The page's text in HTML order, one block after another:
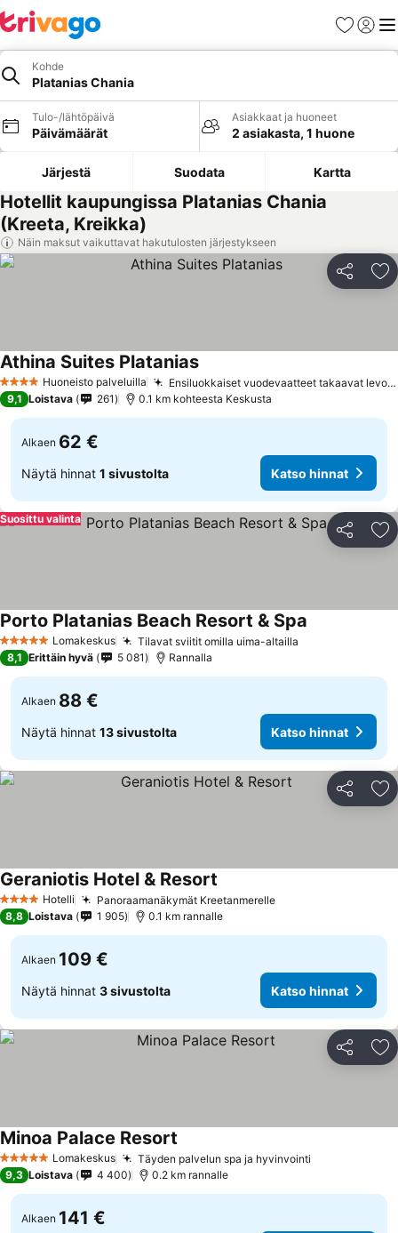
Suosikit
Kohde
Platanias Chania
Tulo-/lähtöpäivä
Päivämäärät
Asiakkaat ja huoneet
2 asiakasta, 1 huone
Järjestä Suodata Kartta
Hotellit kaupungissa Platanias Chania
(Kreeta, Kreikka)
Näin maksut vaikuttavat hakutulosten järjestykseen
Jaa
4 TähtiluokitusHuoneisto palveluilla Ensiluokkaiset vuodevaatteet takaavat levolliset unet
Athina Suites Platanias
9,1 Loistava 261 0.1 km kohteesta Keskusta
Alkaen 62 €
Näytä hinnat 1 sivustolta Katso hinnat
Jaa
Suosittu valinta
5 TähtiluokitusLomakeskus Tilavat sviitit omilla uima-altailla
Porto Platanias Beach Resort & Spa
8,1 Erittäin hyvä 5 081 Rannalla
Alkaen 88 €
Näytä hinnat 13 sivustolta Katso hinnat
Jaa
4 Tähtiluokitus
Hotelli Panoraamanäkymät Kreetanmerelle
Geraniotis Hotel & Resort
8,8 Loistava 1 905 0.1 km rannalle
Alkaen 109 €
Näytä hinnat 3 sivustolta Katso hinnat
Jaa
5 TähtiluokitusLomakeskus Täyden palvelun spa ja hyvinvointi
Minoa Palace Resort
9,3 Loistava 4 400 0.2 km rannalle
Alkaen 141 €